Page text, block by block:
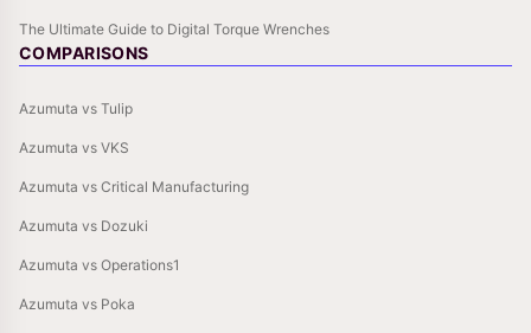
The Ultimate Guide to Digital Torque Wrenches
COMPARISONS
Azumuta vs Tulip
Azumuta vs VKS
Azumuta vs Critical Manufacturing
Azumuta vs Dozuki
Azumuta vs Operations1
Azumuta vs Poka